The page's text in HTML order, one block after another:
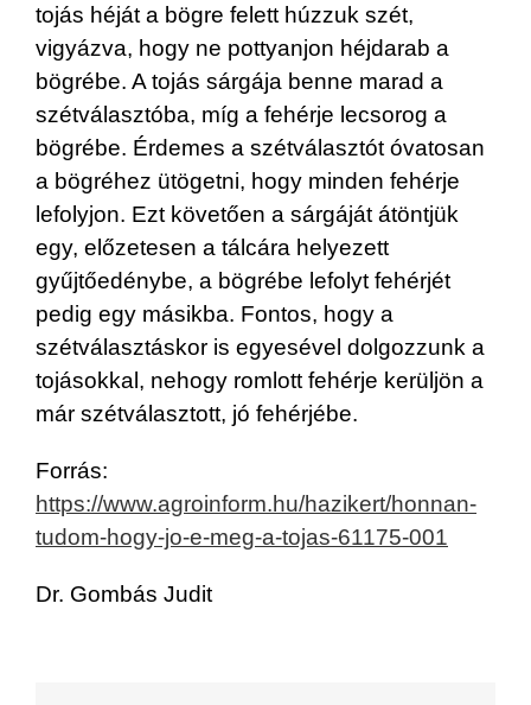
tojás héját a bögre felett húzzuk szét,
vigyázva, hogy ne pottyanjon héjdarab a
bögrébe. A tojás sárgája benne marad a
szétválasztóba, míg a fehérje lecsorog a
bögrébe. Érdemes a szétválasztót óvatosan
a bögréhez ütögetni, hogy minden fehérje
lefolyjon. Ezt követően a sárgáját átöntjük
egy, előzetesen a tálcára helyezett
gyűjtőedénybe, a bögrébe lefolyt fehérjét
pedig egy másikba. Fontos, hogy a
szétválasztáskor is egyesével dolgozzunk a
tojásokkal, nehogy romlott fehérje kerüljön a
már szétválasztott, jó fehérjébe.
Forrás:
https://www.agroinform.hu/hazikert/honnan-
tudom-hogy-jo-e-meg-a-tojas-61175-001
Dr. Gombás Judit